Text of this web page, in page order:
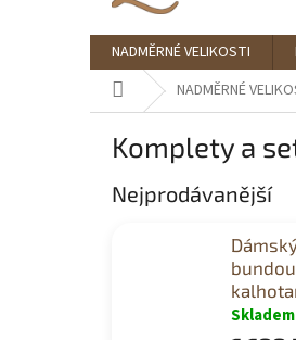
NADMĚRNÉ VELIKOSTI
Domů NADMĚRNÉ
Komplety a
Nejprodávanější
Skladem